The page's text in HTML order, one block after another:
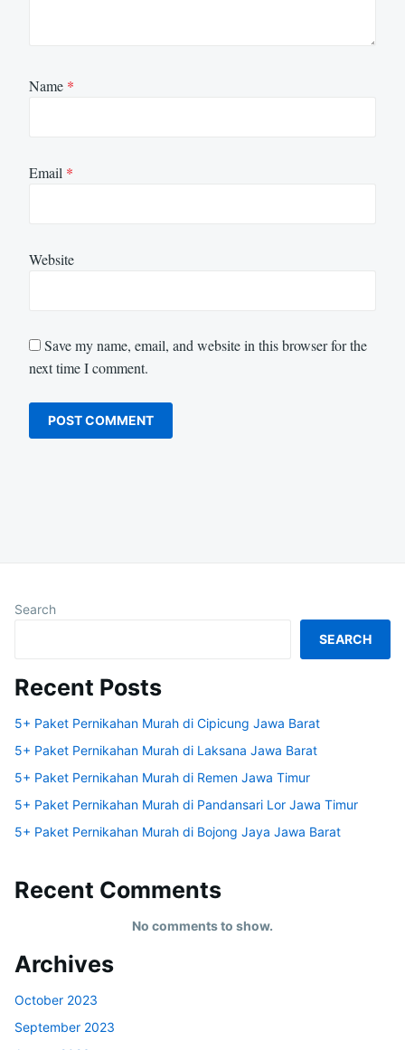
Name *
Email *
Website
Save my name, email, and website in this browser for the
next time I comment.
Search
SEARCH
Recent Posts
5+ Paket Pernikahan Murah di Cipicung Jawa Barat
5+ Paket Pernikahan Murah di Laksana Jawa Barat
5+ Paket Pernikahan Murah di Remen Jawa Timur
5+ Paket Pernikahan Murah di Pandansari Lor Jawa Timur
5+ Paket Pernikahan Murah di Bojong Jaya Jawa Barat
Recent Comments
No comments to show.
Archives
October 2023
September 2023